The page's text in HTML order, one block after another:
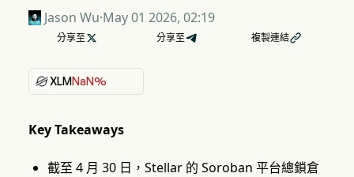
Jason Wu·May 01 2026, 02:19
分享至  分享至 複製連結
XLMNaN%
Key Takeaways
截至 4 月 30 日，Stellar 的 Soroban 平台總鎖倉